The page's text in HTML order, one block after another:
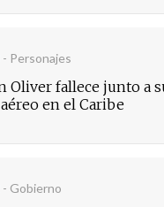
- Personajes
Oliver fallece junto a
en el Caribe
- Gobierno